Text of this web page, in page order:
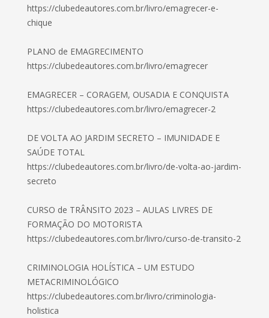
https://clubedeautores.com.br/livro/emagrecer-e-
chique
PLANO de EMAGRECIMENTO
https://clubedeautores.com.br/livro/emagrecer
EMAGRECER – CORAGEM, OUSADIA E CONQUISTA
https://clubedeautores.com.br/livro/emagrecer-2
DE VOLTA AO JARDIM SECRETO – IMUNIDADE E
SAÚDE TOTAL
https://clubedeautores.com.br/livro/de-volta-ao-jardim-
secreto
CURSO de TRÂNSITO 2023 – AULAS LIVRES DE
FORMAÇÃO DO MOTORISTA
https://clubedeautores.com.br/livro/curso-de-transito-2
CRIMINOLOGIA HOLÍSTICA – UM ESTUDO
METACRIMINOLÓGICO
https://clubedeautores.com.br/livro/criminologia-
holistica